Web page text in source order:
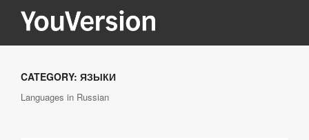
YOUVERSION
Seeking God every day.
CATEGORY: ЯЗЫКИ
Languages in Russian